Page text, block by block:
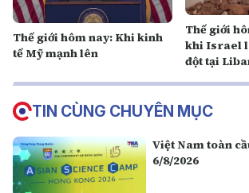
Thế giới hôm nay: Khi kinh
tế Mỹ mạnh lên
Thế giới
khi Israel
đột tại
TIN CÙNG CHUYÊN MỤC
Việt Nam toàn
6/8/2026